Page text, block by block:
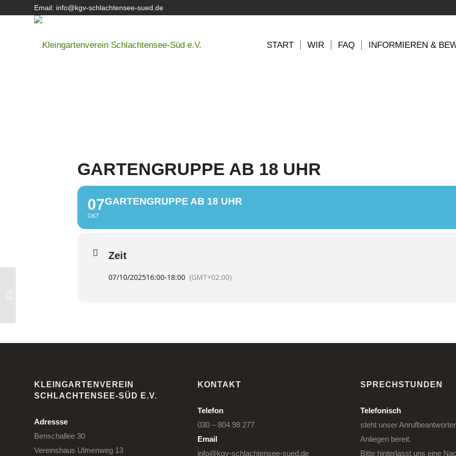
Email: info@kgv-schlachtensee-sued.de
START WIR FAQ INFORMIEREN &
GARTENGRUPPE AB 18 UHR
07
OKT
GARTENGRUPPE AB 18 UHR
Zeit
07/10/202516:00-18:00 (GMT+02:00)
KLEINGARTENVEREIN
SCHLACHTENSEE-SÜD E.V.
Adressse
Benschallee 30
Vereinshaus Ulmenweg 13
KONTAKT
Telefon
030 – 804 98 277
Email
info@kgv-schlachtensee-sued.de
SPRECHSTUNDEN
Telefonisch
steht unser
Anliegen bereit.
Bitte hinterlasst uns eine